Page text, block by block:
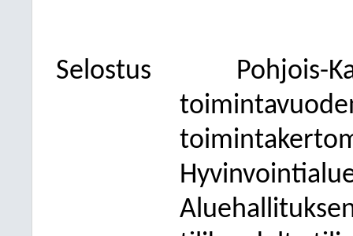
Selostus
Pohjois-